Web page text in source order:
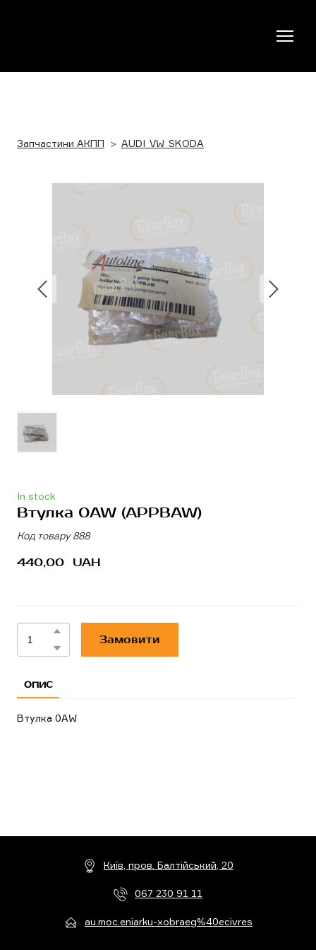
Запчастини АКПП AUDI_VW_SKODA
In stock
Втулка 0AW (APPBAW)
Код товару 888
440,00  UAH
Замовити
ОПИС
Втулка 0AW
Київ, пров. Балтійський, 20
067 230 91 11
au.moc.eniarku-xobraeg%40ecivres